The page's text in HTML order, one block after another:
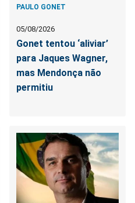
PAULO GONET
05/08/2026
Gonet tentou ‘aliviar’
para Jaques Wagner,
mas Mendonça não
permitiu